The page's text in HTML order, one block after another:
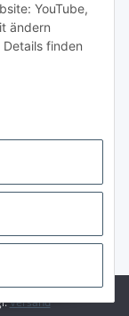
per E-Mail)
Versand
YouTube,
ändern
finden